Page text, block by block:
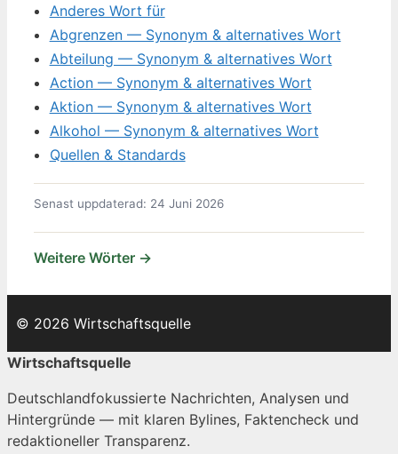
Anderes Wort für
Abgrenzen — Synonym & alternatives Wort
Abteilung — Synonym & alternatives Wort
Action — Synonym & alternatives Wort
Aktion — Synonym & alternatives Wort
Alkohol — Synonym & alternatives Wort
Quellen & Standards
Senast uppdaterad: 24 Juni 2026
Weitere Wörter →
© 2026 Wirtschaftsquelle
Wirtschaftsquelle
Deutschlandfokussierte Nachrichten, Analysen und
Hintergründe — mit klaren Bylines, Faktencheck und
redaktioneller Transparenz.